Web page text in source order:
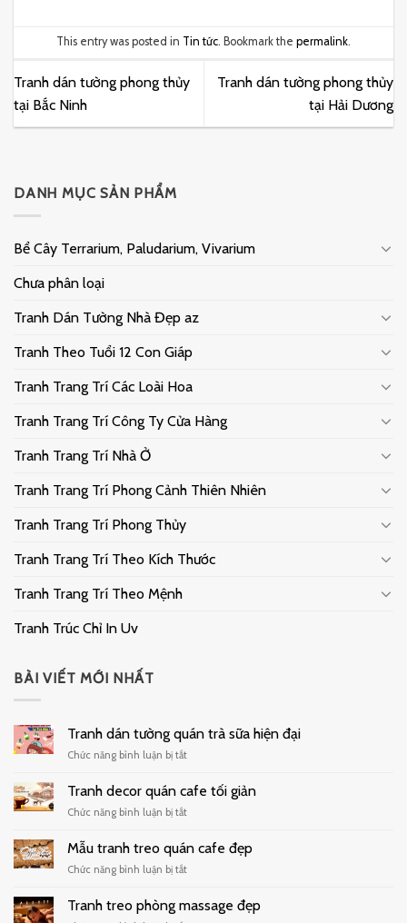
This entry was posted in Tin tức. Bookmark the permalink.
Tranh dán tường phong thủy
tại Bắc Ninh
Tranh dán tường phong thủy
tại Hải Dương
DANH MỤC SẢN PHẨM
Bể Cây Terrarium, Paludarium, Vivarium
Chưa phân loại
Tranh Dán Tường Nhà Đẹp az
Tranh Theo Tuổi 12 Con Giáp
Tranh Trang Trí Các Loài Hoa
Tranh Trang Trí Công Ty Cửa Hàng
Tranh Trang Trí Nhà Ở
Tranh Trang Trí Phong Cảnh Thiên Nhiên
Tranh Trang Trí Phong Thủy
Tranh Trang Trí Theo Kích Thước
Tranh Trang Trí Theo Mệnh
Tranh Trúc Chỉ In Uv
BÀI VIẾT MỚI NHẤT
Tranh dán tường quán trà sữa hiện đại
Chức năng bình luận bị tắtở
dán
quán
sữa
Tranh decor quán cafe tối giản
Chức năng bình luận bị tắtở
decor
cafe
giản
Mẫu tranh treo quán cafe đẹp
Chức năng bình luận bị tắtở
Tranh treo phòng massage đẹp